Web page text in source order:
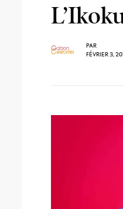
PAR
FÉVRIER 3,